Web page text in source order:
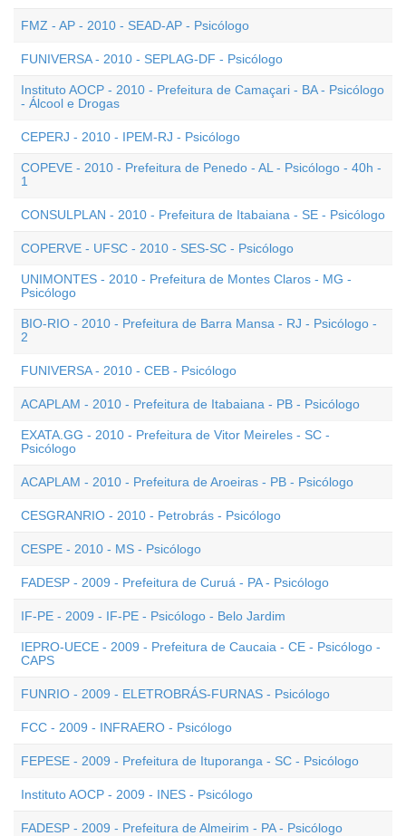
FMZ - AP - 2010 - SEAD-AP - Psicólogo
FUNIVERSA - 2010 - SEPLAG-DF - Psicólogo
Instituto AOCP - 2010 - Prefeitura de Camaçari - BA - Psicólogo
- Álcool e Drogas
CEPERJ - 2010 - IPEM-RJ - Psicólogo
COPEVE - 2010 - Prefeitura de Penedo - AL - Psicólogo - 40h -
1
CONSULPLAN - 2010 - Prefeitura de Itabaiana - SE - Psicólogo
COPERVE - UFSC - 2010 - SES-SC - Psicólogo
UNIMONTES - 2010 - Prefeitura de Montes Claros - MG -
Psicólogo
BIO-RIO - 2010 - Prefeitura de Barra Mansa - RJ - Psicólogo -
2
FUNIVERSA - 2010 - CEB - Psicólogo
ACAPLAM - 2010 - Prefeitura de Itabaiana - PB - Psicólogo
EXATA.GG - 2010 - Prefeitura de Vitor Meireles - SC -
Psicólogo
ACAPLAM - 2010 - Prefeitura de Aroeiras - PB - Psicólogo
CESGRANRIO - 2010 - Petrobrás - Psicólogo
CESPE - 2010 - MS - Psicólogo
FADESP - 2009 - Prefeitura de Curuá - PA - Psicólogo
IF-PE - 2009 - IF-PE - Psicólogo - Belo Jardim
IEPRO-UECE - 2009 - Prefeitura de Caucaia - CE - Psicólogo -
CAPS
FUNRIO - 2009 - ELETROBRÁS-FURNAS - Psicólogo
FCC - 2009 - INFRAERO - Psicólogo
FEPESE - 2009 - Prefeitura de Ituporanga - SC - Psicólogo
Instituto AOCP - 2009 - INES - Psicólogo
FADESP - 2009 - Prefeitura de Almeirim - PA - Psicólogo